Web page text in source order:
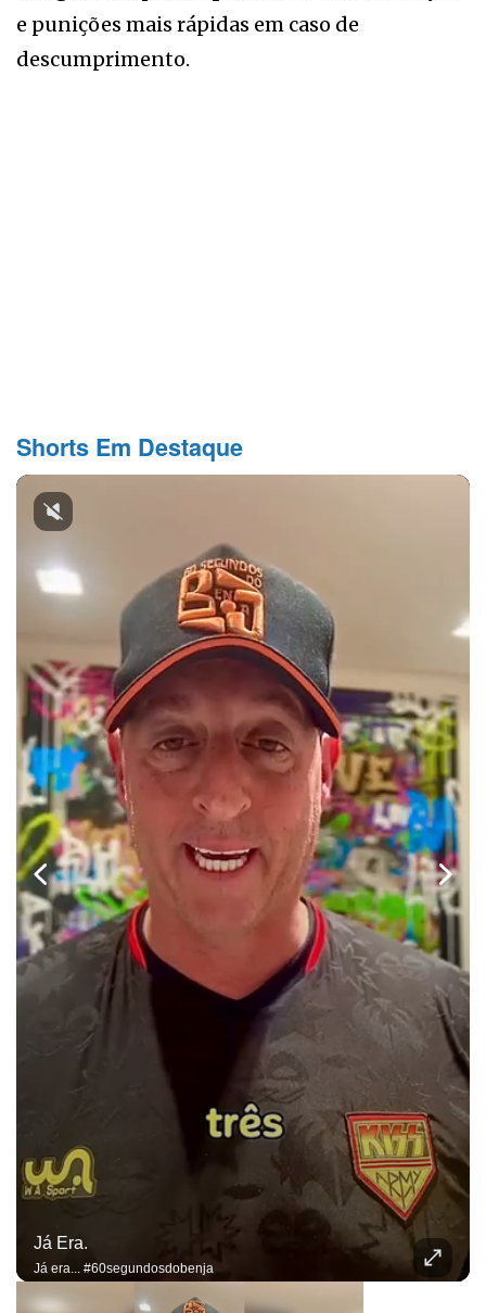
e punições mais rápidas em caso de
descumprimento.
Shorts Em Destaque
Já Era.
Já era... #60segundosdobenja